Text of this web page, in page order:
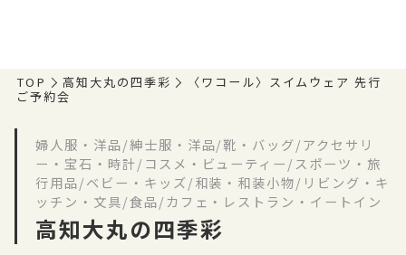
TOP 高知大丸の四季彩
〈ワコール〉スイムウェア 先行
ご予約会
婦人服・洋品/紳士服・洋品/靴・バッグ/アクセサリ
ー・宝石・時計/コスメ・ビューティー/スポーツ・旅
行用品/ベビー・キッズ/和装・和装小物/リビング・キ
ッチン・文具/食品/カフェ・レストラン・イートイン
高知大丸の四季彩